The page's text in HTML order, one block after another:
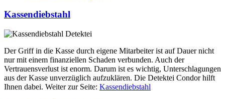
Kassendiebstahl
Der Griff in die Kasse durch eigene Mitarbeiter ist auf Dauer nicht
nur mit einem finanziellen Schaden verbunden. Auch der
Vertrauensverlust ist enorm. Darum ist es wichtig, Unterschlagungen
aus der Kasse unverzüglich aufzuklären. Die Detektei Condor hilft
Ihnen dabei. Weiter zur Seite: Kassendiebstahl